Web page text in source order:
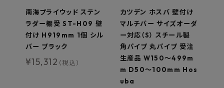
南海プライウッド ステン
ラダー棚受 ST-H09 壁
付け H919mm 1個 シル
バー ブラック
¥15,312 （税込）
カツデン ホスバ 壁付け
マルチバー サイズオーダ
ー対応（S） スチール製
角パイプ 丸パイプ 受注
生産品 W150〜499m
m D50〜100mm Hos
uba